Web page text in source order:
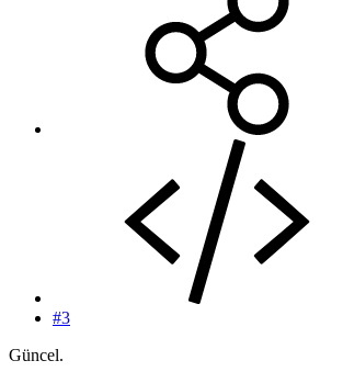
#3
Güncel.